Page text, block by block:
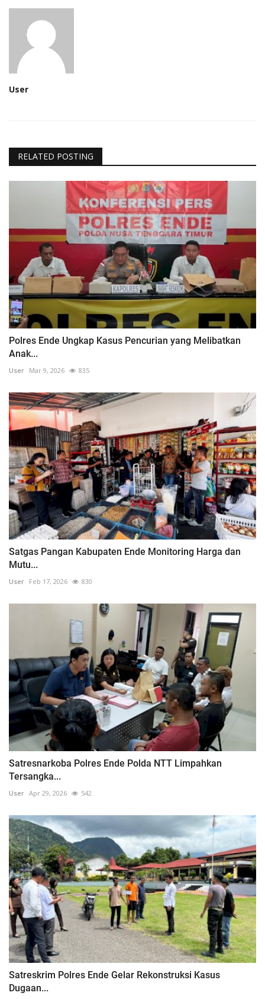
User
RELATED POSTING
Polres Ende Ungkap Kasus Pencurian yang Melibatkan
Anak...
User Mar 9, 2026 835
Satgas Pangan Kabupaten Ende Monitoring Harga dan
Mutu...
User Feb 17, 2026 830
Satresnarkoba Polres Ende Polda NTT Limpahkan
Tersangka...
User Apr 29, 2026 542
Satreskrim Polres Ende Gelar Rekonstruksi Kasus
Dugaan...